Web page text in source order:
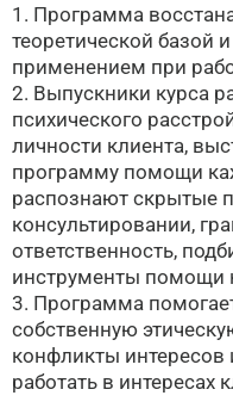
1. Программа
теоретической базой
применением при
2. Выпускники курса
психического
личности клиента,
программу помощи
распознают скрытые
консультировании,
ответственность,
инструменты помощи
3. Программа
собственную
конфликты интересов
работать в интересах